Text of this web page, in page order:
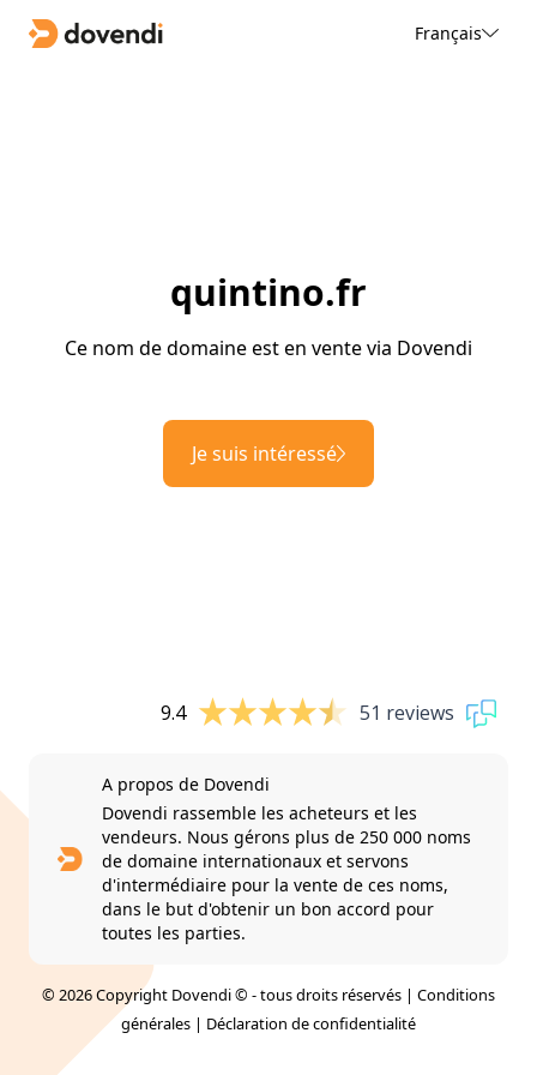
Français
quintino.fr
Ce nom de domaine est en vente via Dovendi
Je suis intéressé
9.4 51 reviews
A propos de Dovendi
Dovendi rassemble les acheteurs et les
vendeurs. Nous gérons plus de 250 000 noms
de domaine internationaux et servons
d'intermédiaire pour la vente de ces noms,
dans le but d'obtenir un bon accord pour
toutes les parties.
© 2026 Copyright Dovendi © - tous droits réservés | Conditions
générales | Déclaration de confidentialité